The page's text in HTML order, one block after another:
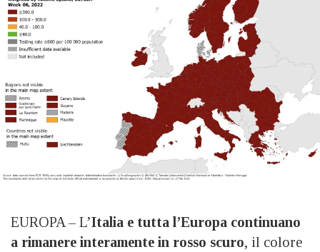
EUROPA – L’Italia e tutta l’Europa continuano
a rimanere interamente in rosso scuro, il colore